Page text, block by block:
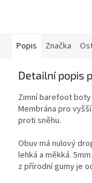
Popis Značka
Detailní popis
Zimní barefoot
Membrána pro
proti sněhu.
Obuv má nulový
lehká a měkká.
z přírodní gumy je